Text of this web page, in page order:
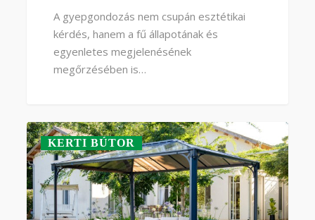
A gyepgondozás nem csupán esztétikai
kérdés, hanem a fű állapotának és
egyenletes megjelenésének
megőrzésében is…
KERTI BÚTOR